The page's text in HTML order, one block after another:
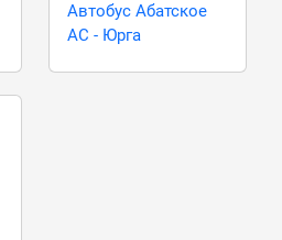
Автобус Абатское
АС - Юрга